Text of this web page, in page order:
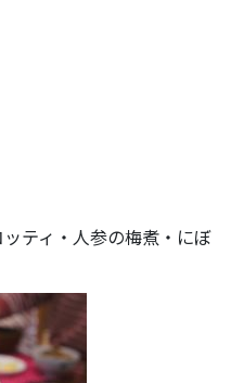
ティ・人参の梅煮・にぼ